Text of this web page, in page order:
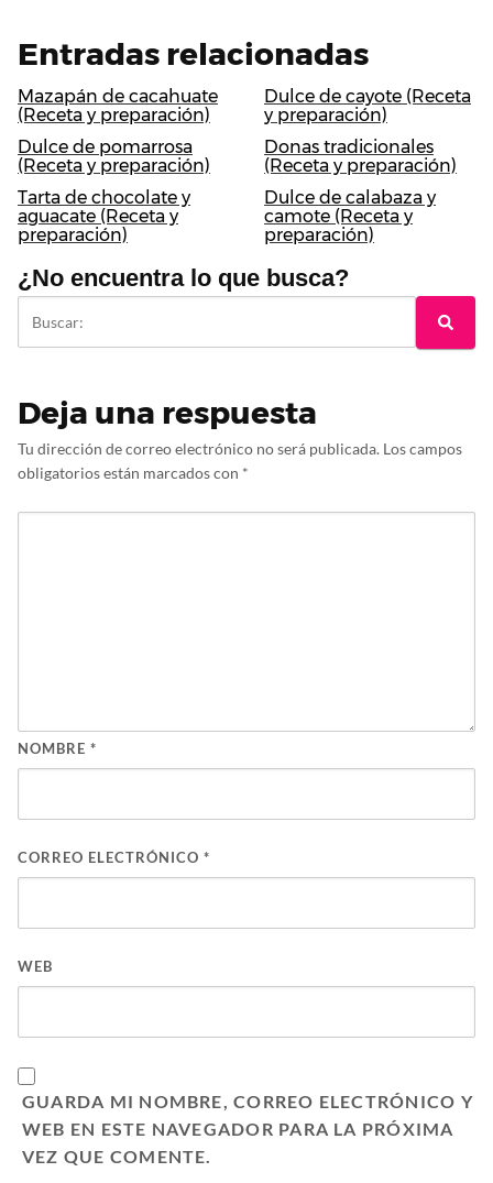
Entradas relacionadas
Mazapán de cacahuate
(Receta y preparación)
Dulce de cayote (Receta
y preparación)
Dulce de pomarrosa
(Receta y preparación)
Donas tradicionales
(Receta y preparación)
Tarta de chocolate y
aguacate (Receta y
preparación)
Dulce de calabaza y
camote (Receta y
preparación)
¿No encuentra lo que busca?
Deja una respuesta
Tu dirección de correo electrónico no será publicada. Los campos
obligatorios están marcados con *
NOMBRE *
CORREO ELECTRÓNICO *
WEB
GUARDA MI NOMBRE, CORREO ELECTRÓNICO Y
WEB EN ESTE NAVEGADOR PARA LA PRÓXIMA
VEZ QUE COMENTE.